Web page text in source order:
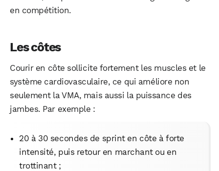
en compétition.
Les côtes
Courir en côte sollicite fortement les muscles et le
système cardiovasculaire, ce qui améliore non
seulement la VMA, mais aussi la puissance des
jambes. Par exemple :
20 à 30 secondes de sprint en côte à forte
intensité, puis retour en marchant ou en
trottinant ;